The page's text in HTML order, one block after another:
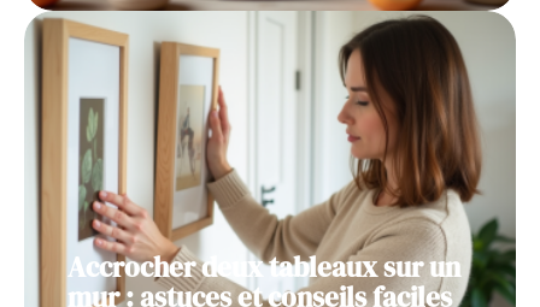
Accrocher deux tableaux sur un
mur : astuces et conseils faciles